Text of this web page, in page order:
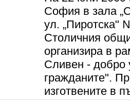
София в зала
ул. „Пиротска"
Столичния
организира в
Сливен - добро
гражданите".
изготвените в